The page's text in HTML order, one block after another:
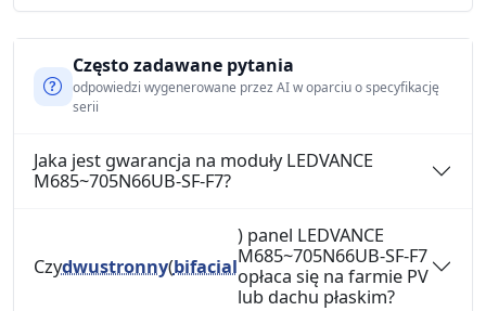
Często zadawane pytania
odpowiedzi wygenerowane przez AI w oparciu o specyfikację
serii
Jaka jest gwarancja na moduły LEDVANCE
M685~705N66UB-SF-F7?
Czydwustronny(bifacial
) panel LEDVANCE
M685~705N66UB-SF-F7
opłaca się na farmie PV
lub dachu płaskim?